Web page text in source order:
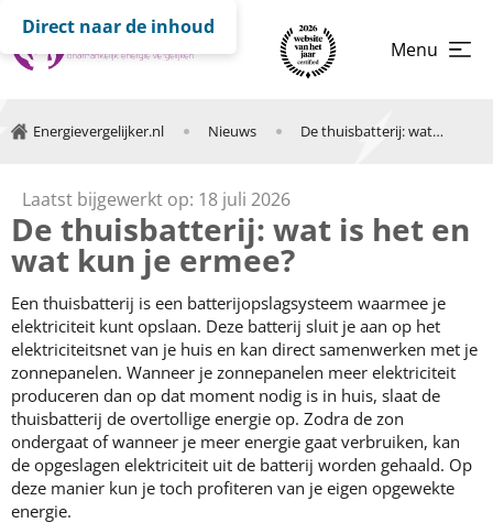
Direct naar de inhoud
Menu
Energievergelijker.nl Nieuws De thuisbatterij: wat is het en wat levert het op?
Laatst bijgewerkt op: 18 juli 2026
De thuisbatterij: wat is het en
wat kun je ermee?
Een thuisbatterij is een batterijopslagsysteem waarmee je
elektriciteit kunt opslaan. Deze batterij sluit je aan op het
elektriciteitsnet van je huis en kan direct samenwerken met je
zonnepanelen. Wanneer je zonnepanelen meer elektriciteit
produceren dan op dat moment nodig is in huis, slaat de
thuisbatterij de overtollige energie op. Zodra de zon
ondergaat of wanneer je meer energie gaat verbruiken, kan
de opgeslagen elektriciteit uit de batterij worden gehaald. Op
deze manier kun je toch profiteren van je eigen opgewekte
energie.